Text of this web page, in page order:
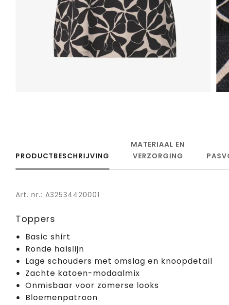
PRODUCTBESCHRIJVING
MATERIAAL EN
VERZORGING
Art. nr.: A32534420001
Toppers
Basic shirt
Ronde halslijn
Lage schouders met omslag en knoopdetail
Zachte katoen-modaalmix
Onmisbaar voor zomerse looks
Bloemenpatroon